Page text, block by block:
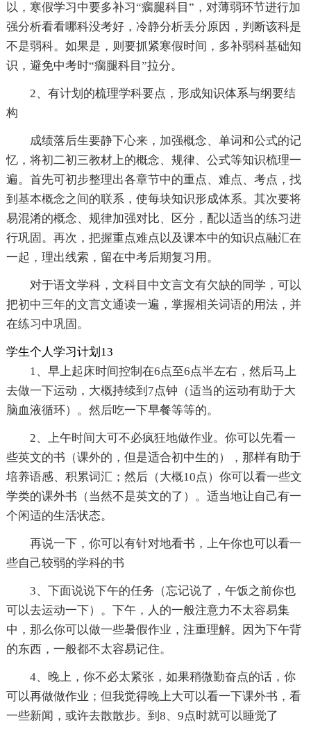
以，寒假学习中要多补习“瘸腿科目”，对薄弱环节进行加
强分析看看哪科没考好，冷静分析丢分原因，判断该科是
不是弱科。如果是，则要抓紧寒假时间，多补弱科基础知
识，避免中考时“瘸腿科目”拉分。
2、有计划的梳理学科要点，形成知识体系与纲要结
构
成绩落后生要静下心来，加强概念、单词和公式的记
忆，将初二初三教材上的概念、规律、公式等知识梳理一
遍。首先可初步整理出各章节中的重点、难点、考点，找
到基本概念之间的联系，使每块知识形成体系。其次要将
易混淆的概念、规律加强对比、区分，配以适当的练习进
行巩固。再次，把握重点难点以及课本中的知识点融汇在
一起，理出线索，留在中考后期复习用。
对于语文学科，文科目中文言文有欠缺的同学，可以
把初中三年的文言文通读一遍，掌握相关词语的用法，并
在练习中巩固。
学生个人学习计划13
1、早上起床时间控制在6点至6点半左右，然后马上
去做一下运动，大概持续到7点钟（适当的运动有助于大
脑血液循环）。然后吃一下早餐等等的。
2、上午时间大可不必疯狂地做作业。你可以先看一
些英文的书（课外的，但是适合初中生的），那样有助于
培养语感、积累词汇；然后（大概10点）你可以看一些文
学类的课外书（当然不是英文的了）。适当地让自己有一
个闲适的生活状态。
再说一下，你可以有针对地看书，上午你也可以看一
些自己较弱的学科的书
3、下面说说下午的任务（忘记说了，午饭之前你也
可以去运动一下）。下午，人的一般注意力不太容易集
中，那么你可以做一些暑假作业，注重理解。因为下午背
的东西，一般都不太容易记住。
4、晚上，你不必太紧张，如果稍微勤奋点的话，你
可以再做做作业；但我觉得晚上大可以看一下课外书，看
一些新闻，或许去散散步。到8、9点时就可以睡觉了